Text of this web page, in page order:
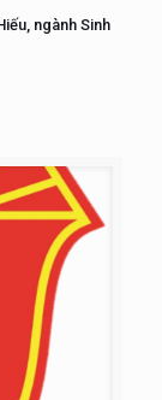
ngành Sinh